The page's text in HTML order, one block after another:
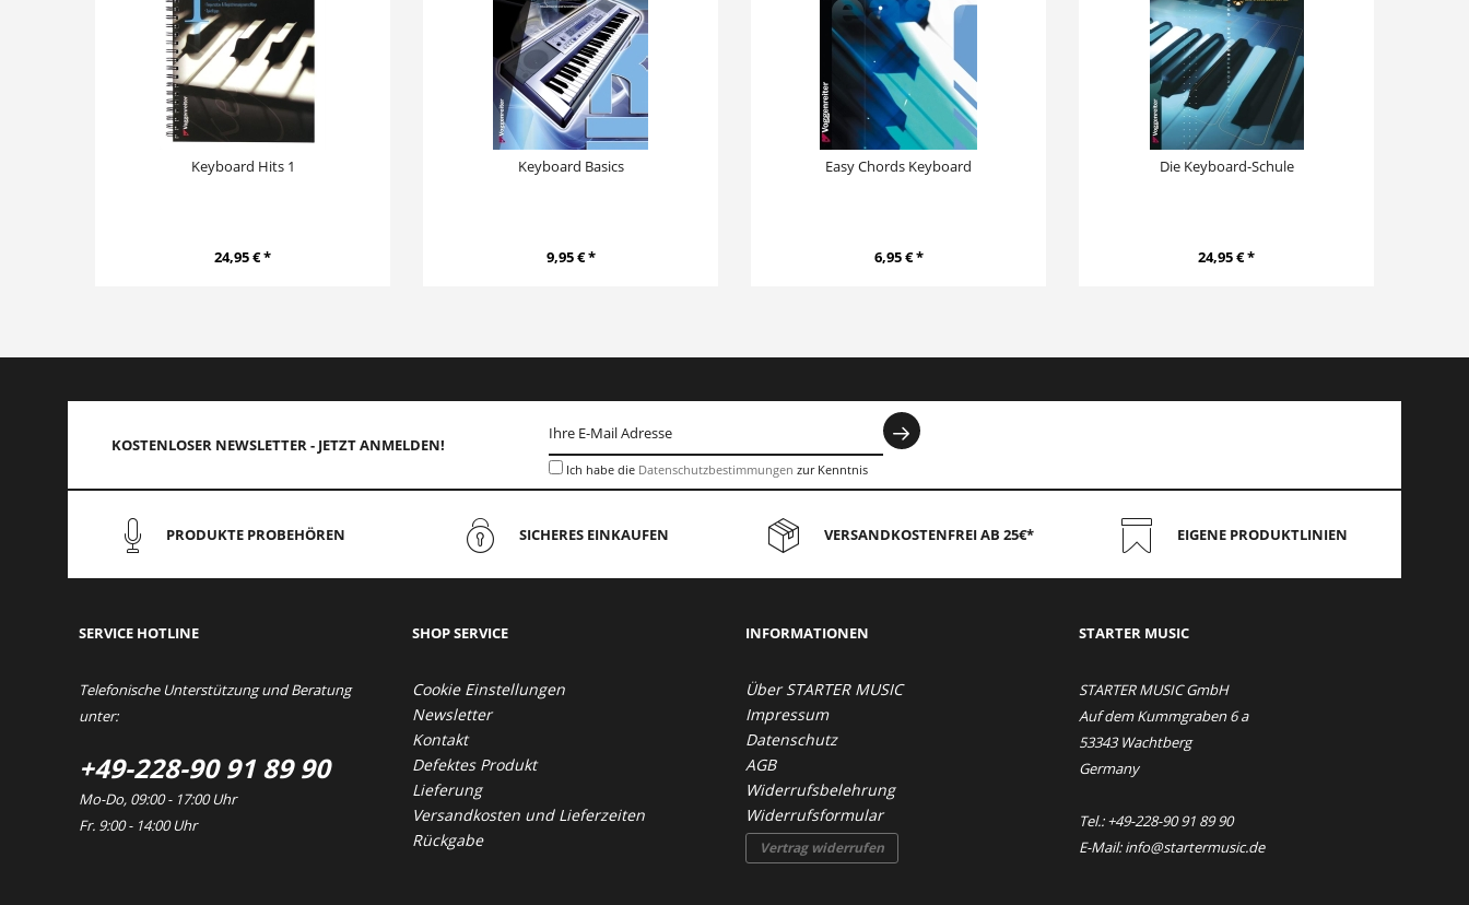
Keyboard Hits 1
24,95 € *
Keyboard Basics
9,95 € *
Easy Chords Keyboard
6,95 € *
Die Keyboard-Schule
24,95 € *
KOSTENLOSER NEWSLETTER - JETZT ANMELDEN!
Ich habe die Datenschutzbestimmungen zur Kenntnis
PRODUKTE PROBEHÖREN SICHERES EINKAUFEN VERSANDKOSTENFREI AB 25€* EIGENE PRODUKTLINIEN
SERVICE HOTLINE
Telefonische Unterstützung und Beratung
unter:
+49-228-90 91 89 90
Mo-Do, 09:00 - 17:00 Uhr
Fr. 9:00 - 14:00 Uhr
SHOP SERVICE
Cookie Einstellungen
Newsletter
Kontakt
Defektes Produkt
Lieferung
Versandkosten und Lieferzeiten
Rückgabe
INFORMATIONEN
Über STARTER MUSIC
Impressum
Datenschutz
AGB
Widerrufsbelehrung
Widerrufsformular
Vertrag widerrufen
STARTER MUSIC
STARTER MUSIC GmbH
Auf dem Kummgraben 6 a
53343 Wachtberg
Germany
Tel.: +49-228-90 91 89 90
E-Mail: info@startermusic.de